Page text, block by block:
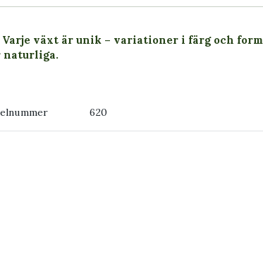
Varje växt är unik – variationer i färg och form
naturliga.
oss
620